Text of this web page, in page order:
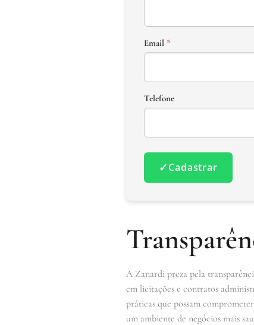
Email *
Telefone
✓Cadastrar
A Zanardi preza pela
em licitações e contratos
práticas que possam
um ambiente de negócios mais